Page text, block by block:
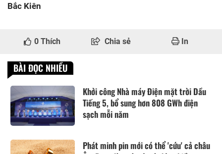
Bắc Kiên
0 Thích Chia sẻ In
BÀI ĐỌC NHIỀU
Khởi công Nhà máy Điện mặt trời Dầu
Tiếng 5, bổ sung hơn 808 GWh điện
sạch mỗi năm
Phát minh pin mới có thể 'cứu' cả châu